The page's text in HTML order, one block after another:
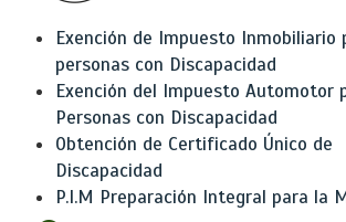
Exención de Impuesto Inmobiliario
personas con Discapacidad
Exención del Impuesto Automotor
Personas con Discapacidad
Obtención de Certificado Único de
Discapacidad
P.I.M Preparación Integral para la